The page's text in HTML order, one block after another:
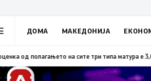
ДОМА МАКЕДОНИЈА
на искуства со Словачка за успешно